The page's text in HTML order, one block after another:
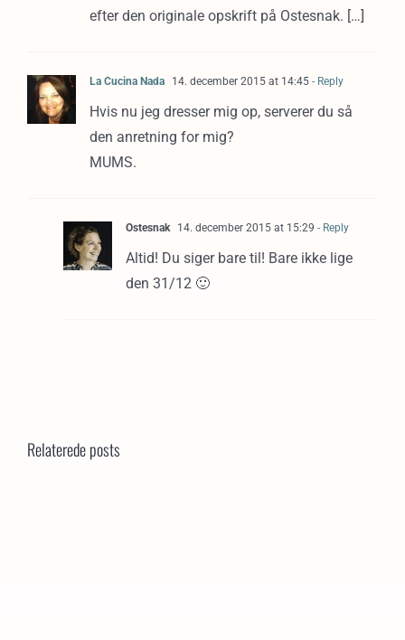
efter den originale opskrift på Ostesnak. […]
La Cucina Nada 14. december 2015 at 14:45- Reply
Hvis nu jeg dresser mig op, serverer du så
den anretning for mig?
MUMS.
Ostesnak 14. december 2015 at 15:29 - Reply
Altid! Du siger bare til! Bare ikke lige
den 31/12 🙂
Relaterede posts